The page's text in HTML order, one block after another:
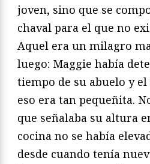
joven, sino que se
chaval para el que no
Aquel era un milagro
luego: Maggie había
tiempo de su abuelo y
eso era tan pequeñita.
que señalaba su altura
cocina no se había
desde cuando tenía